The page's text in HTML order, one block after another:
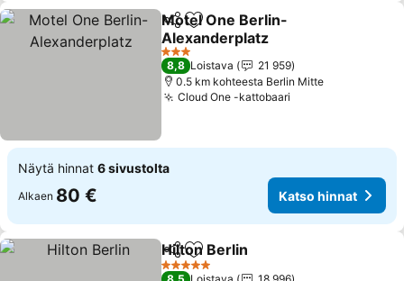
Jaa Lisää suosikkeihin
Motel One Berlin-
Alexanderplatz
3 Tähtiluokitus
8,8 Loistava
21 959
0.5 km kohteesta Berlin Mitte
Cloud One -kattobaari
Näytä hinnat 6 sivustolta
Alkaen 80 € Katso hinnat
Jaa Lisää suosikkeihin
Hilton Berlin
5 Tähtiluokitus